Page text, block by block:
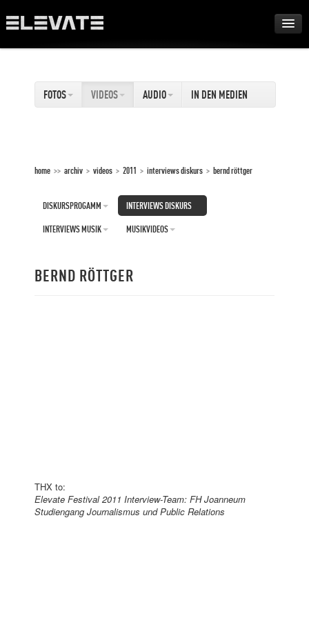
AWARDS
ABOUT
FOTOS VIDEOS AUDIO IN DEN MEDIEN
home >> archiv > videos > 2011 > interviews diskurs > bernd röttger
DISKURSPROGAMM INTERVIEWS DISKURS
INTERVIEWS MUSIK MUSIKVIDEOS
BERND RÖTTGER
THX to:
Elevate Festival 2011 Interview-Team: FH Joanneum
Studiengang Journalismus und Public Relations